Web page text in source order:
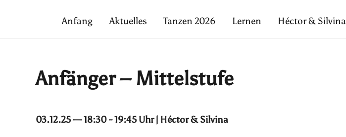
Anfang Aktuelles Tanzen 2026 Lernen Héctor & Silvina
Anfänger – Mittelstufe
03.12.25 — 18:30 - 19:45 Uhr | Héctor & Silvina